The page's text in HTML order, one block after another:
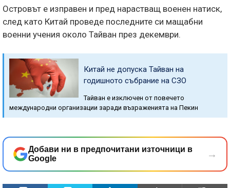
Островът е изправен и пред нарастващ военен натиск,
след като Китай проведе последните си мащабни
военни учения около Тайван през декември.
Китай не допуска Тайван на
годишното събрание на СЗО
Тайван е изключен от повечето
международни организации заради възраженията на Пекин
Добави ни в предпочитани източници в
Google
→